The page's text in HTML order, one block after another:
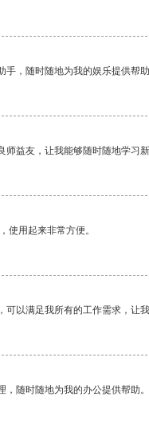
，随时随地为我的娱乐提供帮助
益友，让我能够随时随地学习新
使用起来非常方便。
以满足我所有的工作需求，让
，随时随地为我的办公提供帮助